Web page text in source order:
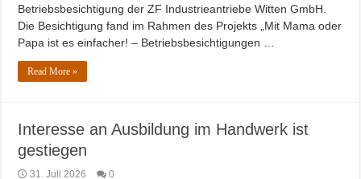
Betriebsbesichtigung der ZF Industrieantriebe Witten GmbH.
Die Besichtigung fand im Rahmen des Projekts „Mit Mama oder
Papa ist es einfacher! – Betriebsbesichtigungen …
Read More »
Interesse an Ausbildung im Handwerk ist
gestiegen
31. Juli 2026 0